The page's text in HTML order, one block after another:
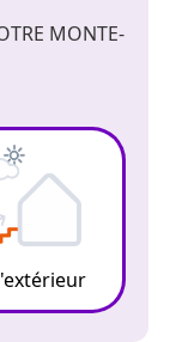
MONTE-